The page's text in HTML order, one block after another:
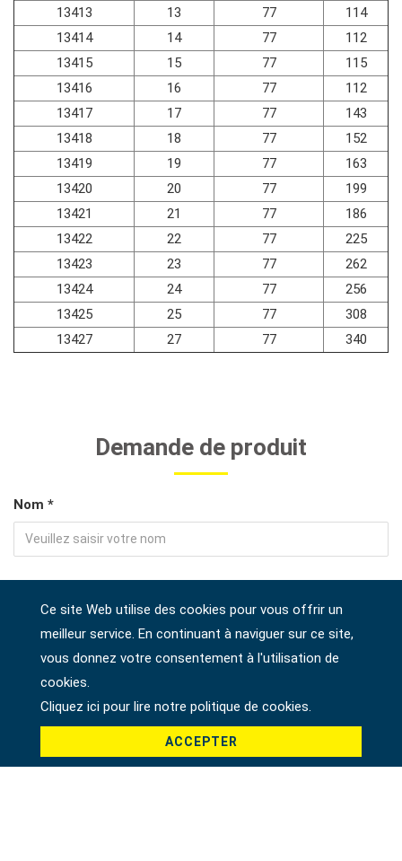
13413
13 77
114
13414
14 77
112
13415
15 77
115
13416
16 77
112
13417
17 77
143
13418
18 77
152
13419
19 77
163
13420
20 77
199
13421
21 77
186
13422
22 77
225
13423
23 77
262
13424
24 77
256
13425
25 77
308
13427
27 77 340
Demande de produit
Nom *
Téléphone
Ce site Web utilise des cookies pour vous offrir un
meilleur service. En continuant à naviguer sur ce site,
vous donnez votre consentement à l'utilisation de
cookies.
Cliquez ici pour lire notre politique de cookies.
ACCEPTER